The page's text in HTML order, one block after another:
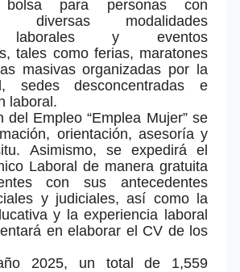
para personas con
diversas modalidades
laborales y eventos
tales como ferias, maratones
masivas organizadas por la
sedes desconcentradas e
laboral.
del Empleo “Emplea Mujer” se
orientación, asesoría y
Asimismo, se expedirá el
Laboral de manera gratuita
con sus antecedentes
y judiciales, así como la
y la experiencia laboral
en elaborar el CV de los
2025, un total de 1,559